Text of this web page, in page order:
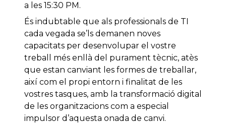
a les 15:30 PM.
És indubtable que als professionals de TI
cada vegada se’ls demanen noves
capacitats per desenvolupar el vostre
treball més enllà del purament tècnic, atès
que estan canviant les formes de treballar,
així com el propi entorn i finalitat de les
vostres tasques, amb la transformació digital
de les organitzacions com a especial
impulsor d’aquesta onada de canvi.